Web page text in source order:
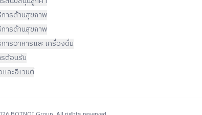
ารด้านสุขภาพ
ารด้านสุขภาพ
ารอาหารและเครื่องดื่ม
ต้อนรับ
ละอีเวนต์